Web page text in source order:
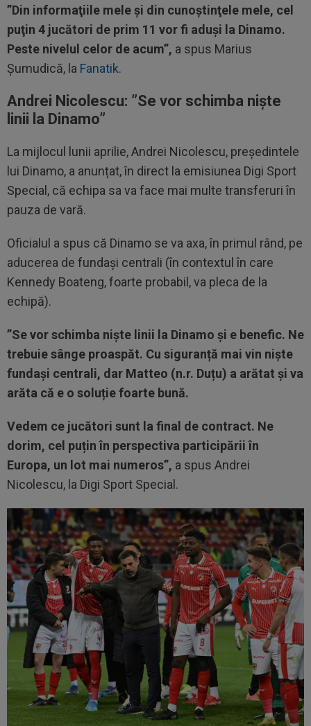
”Din informaţiile mele şi din cunoştinţele mele, cel
puţin 4 jucători de prim 11 vor fi aduşi la Dinamo.
Peste nivelul celor de acum”, a spus Marius
Șumudică, la Fanatik.
Andrei Nicolescu: ”Se vor schimba niște
linii la Dinamo”
La mijlocul lunii aprilie, Andrei Nicolescu, președintele
lui Dinamo, a anunțat, în direct la emisiunea Digi Sport
Special, că echipa sa va face mai multe transferuri în
pauza de vară.
Oficialul a spus că Dinamo se va axa, în primul rând, pe
aducerea de fundași centrali (în contextul în care
Kennedy Boateng, foarte probabil, va pleca de la
echipă).
”Se vor schimba niște linii la Dinamo și e benefic. Ne
trebuie sânge proaspăt. Cu siguranță mai vin niște
fundași centrali, dar Matteo (n.r. Duțu) a arătat și va
arăta că e o soluție foarte bună.
Vedem ce jucători sunt la final de contract. Ne
dorim, cel puțin în perspectiva participării în
Europa, un lot mai numeros”, a spus Andrei
Nicolescu, la Digi Sport Special.